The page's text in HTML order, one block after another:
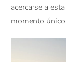
acercarse a
momento único!